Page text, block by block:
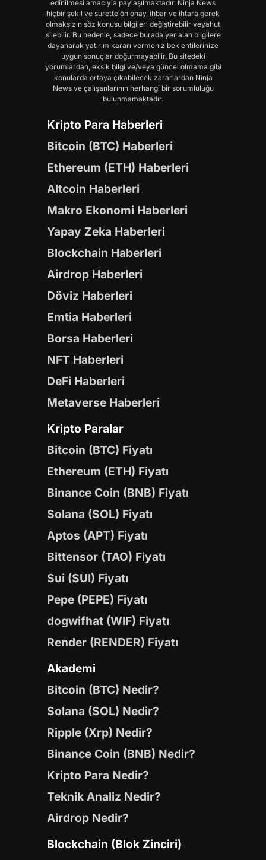
edinilmesi amacıyla paylaşılmaktadır. Ninja News
hiçbir şekil ve surette ön onay, ihbar ve ihtara gerek
olmaksızın söz konusu bilgileri değiştirebilir veyahut
silebilir. Bu nedenle, sadece burada yer alan bilgilere
dayanarak yatırım kararı vermeniz beklentilerinize
uygun sonuçlar doğurmayabilir. Bu sitedeki
yorumlardan, eksik bilgi ve/veya güncel olmama gibi
konularda ortaya çıkabilecek zararlardan Ninja
News ve çalışanlarının herhangi bir sorumluluğu
bulunmamaktadır.
Kripto Para Haberleri
Bitcoin (BTC) Haberleri
Ethereum (ETH) Haberleri
Altcoin Haberleri
Makro Ekonomi Haberleri
Yapay Zeka Haberleri
Blockchain Haberleri
Airdrop Haberleri
Döviz Haberleri
Emtia Haberleri
Borsa Haberleri
NFT Haberleri
DeFi Haberleri
Metaverse Haberleri
Kripto Paralar
Bitcoin (BTC) Fiyatı
Ethereum (ETH) Fiyatı
Binance Coin (BNB) Fiyatı
Solana (SOL) Fiyatı
Aptos (APT) Fiyatı
Bittensor (TAO) Fiyatı
Sui (SUI) Fiyatı
Pepe (PEPE) Fiyatı
dogwifhat (WIF) Fiyatı
Render (RENDER) Fiyatı
Akademi
Bitcoin (BTC) Nedir?
Solana (SOL) Nedir?
Ripple (Xrp) Nedir?
Binance Coin (BNB) Nedir?
Kripto Para Nedir?
Teknik Analiz Nedir?
Airdrop Nedir?
Blockchain (Blok Zinciri)